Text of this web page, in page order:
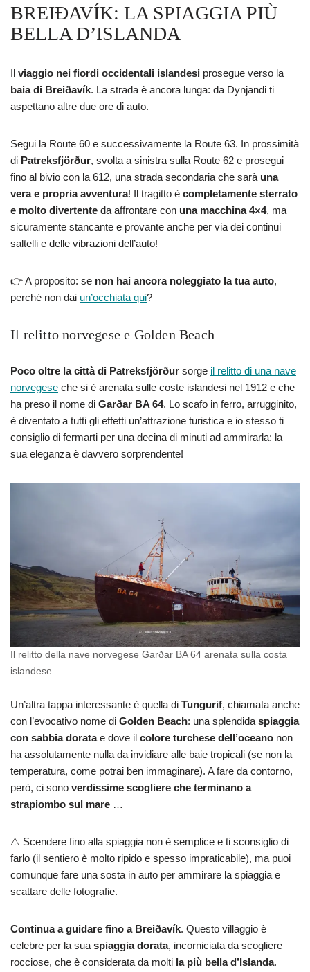
BREIÐAVÍK: LA SPIAGGIA PIÙ
BELLA D’ISLANDA
viaggio nei fiordi occidentali islandesi prosegue verso la
baia di Breiðavík. La strada è ancora lunga: da Dynjandi ti
aspettano altre due ore di auto.
Segui la Route 60 e successivamente la Route 63. In prossimità
di Patreksfjörður, svolta a sinistra sulla Route 62 e prosegui
fino al bivio con la 612, una strada secondaria che sarà una
vera e propria avventura! Il tragitto è completamente sterrato
e molto divertente da affrontare con una macchina 4×4, ma
sicuramente stancante e provante anche per via dei continui
saltelli e delle vibrazioni dell’auto!
👉 A proposito: se non hai ancora noleggiato la tua auto,
perché non dai un’occhiata qui?
Il relitto norvegese e Golden Beach
Poco oltre la città di Patreksfjörður sorge il relitto di una nave
norvegese che si è arenata sulle coste islandesi nel 1912 e che
ha preso il nome di Garðar BA 64. Lo scafo in ferro, arrugginito,
è diventato a tutti gli effetti un’attrazione turistica e io stesso ti
consiglio di fermarti per una decina di minuti ad ammirarla: la
sua eleganza è davvero sorprendente!
Il relitto della nave norvegese Garðar BA 64 arenata sulla costa
islandese.
Un’altra tappa interessante è quella di Tungurif, chiamata anche
con l’evocativo nome di Golden Beach: una splendida spiaggia
con sabbia doratae dove il colore turchese dell’oceano non
ha assolutamente nulla da invidiare alle baie tropicali (se non la
temperatura, come potrai ben immaginare). A fare da contorno,
però, ci sono verdissime scogliere che terminano a
strapiombo sul mare …
⚠️ Scendere fino alla spiaggia non è semplice e ti sconsiglio di
farlo (il sentiero è molto ripido e spesso impraticabile), ma puoi
comunque fare una sosta in auto per ammirare la spiaggia e
scattare delle fotografie.
Continua a guidare fino a Breiðavík. Questo villaggio è
celebre per la sua spiaggia dorata, incorniciata da scogliere
rocciose, che è considerata da molti la più bella d’Islanda.